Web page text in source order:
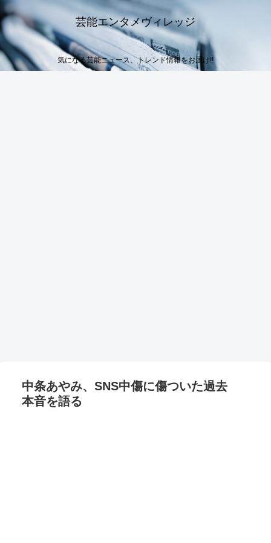
芸能エンタメヴィレッジ
気になる芸能ニュース、トレンド情報をお届け!!
中条あやみ、SNS中傷に傷ついた過去
本音を語る